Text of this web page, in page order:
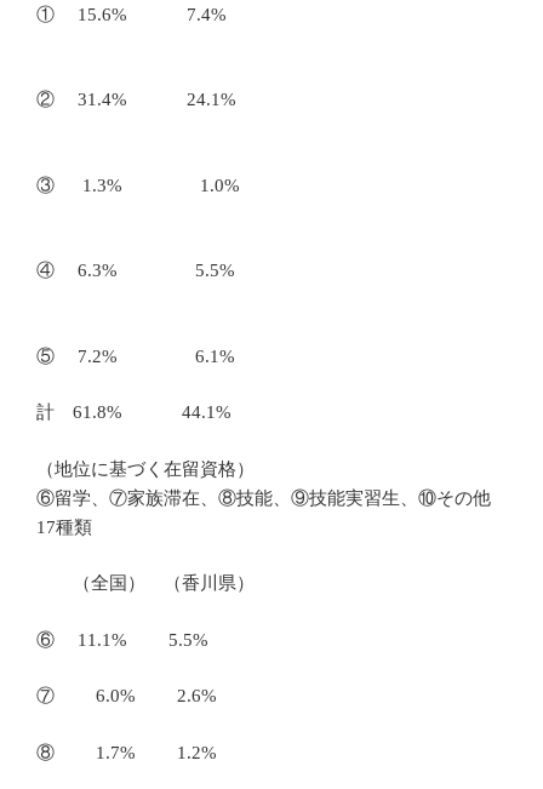
① 15.6% 7.4%
② 31.4% 24.1%
③ 1.3% 1.0%
④ 6.3% 5.5%
⑤ 7.2% 6.1%
計 61.8% 44.1%
（地位に基づく在留資格）
⑥留学、⑦家族滞在、⑧技能、⑨技能実習生、⑩その他
17種類
（全国） （香川県）
⑥ 11.1% 5.5%
⑦ 6.0% 2.6%
⑧ 1.7% 1.2%